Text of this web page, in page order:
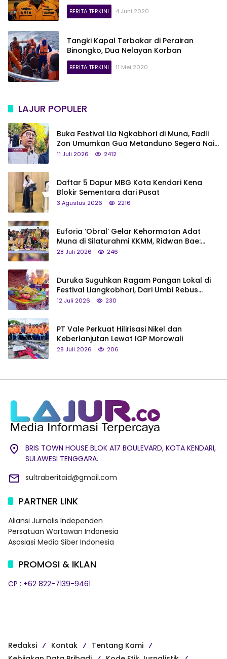
BERITA TERKINI 4 Juni 2020
Tangki Kapal Terbakar di Perairan
Binongko, Dua Nelayan Korban
BERITA TERKINI 11 Mei 2020
LAJUR POPULER
Buka Festival Lia Ngkabhori di Muna, Fadli
Zon Umumkan Gua Metanduno Segera Naik
Status Jadi Cagar Budaya Nasional
11 Juli 2026 2412
Daftar 5 Dapur MBG Kota Kendari Kena
Blokir Sementara dari Pusat
3 Agustus 2026 2216
Euforia ‘Obral’ Gelar Kehormatan Adat
Muna di Silaturahmi KKMM, Ridwan Bae:
Saya Bukan Tipe Begitu, Belum Pantas!
28 Juli 2026 246
Duruka Suguhkan Ragam Pangan Lokal di
Festival Liangkobhori, Dari Umbi Rebus
hingga Tumpeng Beras Muna
12 Juli 2026 230
PT Vale Perkuat Hilirisasi Nikel dan
Keberlanjutan Lewat IGP Morowali
28 Juli 2026 206
BRIS TOWN HOUSE BLOK A17 BOULEVARD, KOTA KENDARI,
SULAWESI TENGGARA.
sultraberitaid@gmail.com
PARTNER LINK
Aliansi Jurnalis Independen
Persatuan Wartawan Indonesia
Asosiasi Media Siber Indonesia
PROMOSI & IKLAN
CP : +62 822-7139-9461
Redaksi Kontak
Tentang Kami